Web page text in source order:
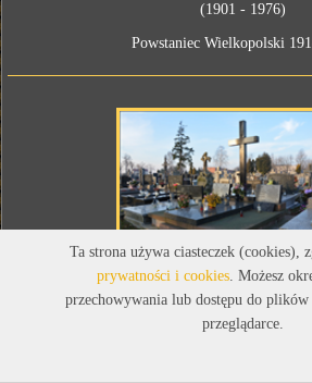
(1901 - 1976)
Powstaniec Wielkopolski
Ta strona używa ciasteczek (cookies),
prywatności i cookies. Możesz
przechowywania lub dostępu do
przeglądarce.